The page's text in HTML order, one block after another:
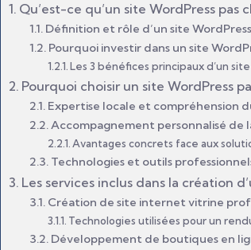
Qu’est-ce qu’un site WordPress pas
Définition et rôle d’un site
Pourquoi investir dans un site
Les 3 bénéfices principaux d’un
Pourquoi choisir un site WordPress
Expertise locale et compréhension
Accompagnement personnalisé de
Avantages concrets face aux
Technologies et outils
Les services inclus dans la création
Création de site internet vitrine
Technologies utilisées pour un
Développement de boutiques en